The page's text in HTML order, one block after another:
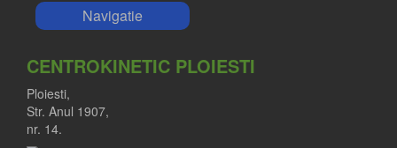
Navigatie
CENTROKINETIC PLOIESTI
Ploiesti,
Str. Anul 1907,
nr. 14.